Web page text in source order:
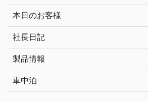
本日のお客様
社長日記
製品情報
車中泊